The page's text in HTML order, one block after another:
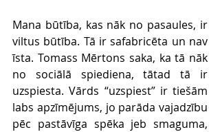
Mana būtība, kas nāk no pasaules, ir
viltus būtība. Tā ir safabricēta un nav
īsta. Tomass Mērtons saka, ka tā nāk
no sociālā spiediena, tātad tā ir
uzspiesta. Vārds “uzspiest” ir tiešām
labs apzīmējums, jo parāda vajadzību
pēc pastāvīga spēka jeb smaguma,